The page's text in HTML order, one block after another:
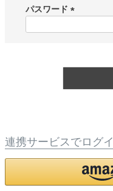
)
パスワード
連携サービスでログ